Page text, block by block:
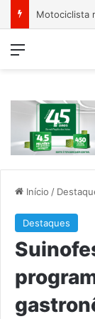
Menu
Início /
Destaques